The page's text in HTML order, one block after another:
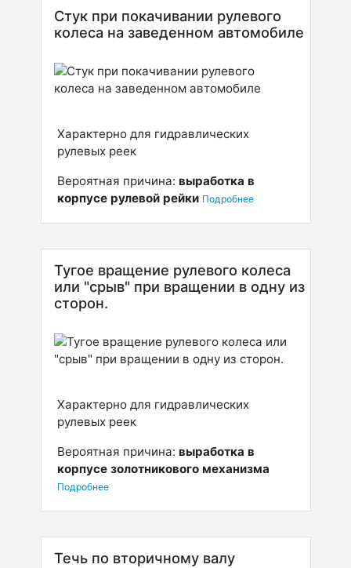
Стук при покачивании рулевого
колеса на заведенном автомобиле
Характерно для гидравлических
рулевых реек
Вероятная причина: выработка в
корпусе рулевой рейки Подробнее
Тугое вращение рулевого колеса
или "срыв" при вращении в одну из
сторон.
Характерно для гидравлических
рулевых реек
Вероятная причина: выработка в
корпусе золотникового механизма
Подробнее
Течь по вторичному валу